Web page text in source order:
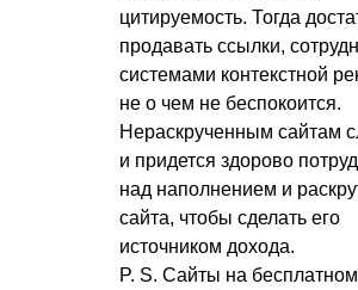
цитируемость. Тогда
продавать ссылки,
системами контекстной
не о чем не беспокоится.
Нераскрученным сайтам
и придется здорово
над наполнением и
сайта, чтобы сделать его
источником дохода.
P. S. Сайты на бесплатном